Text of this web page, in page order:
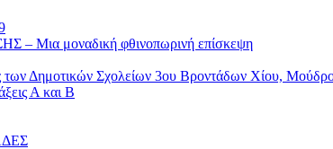
Μια μοναδική φθινοπωρινή επίσκεψη
των Δημοτικών Σχολείων 3ου Βροντάδων Χίου,
Α και Β